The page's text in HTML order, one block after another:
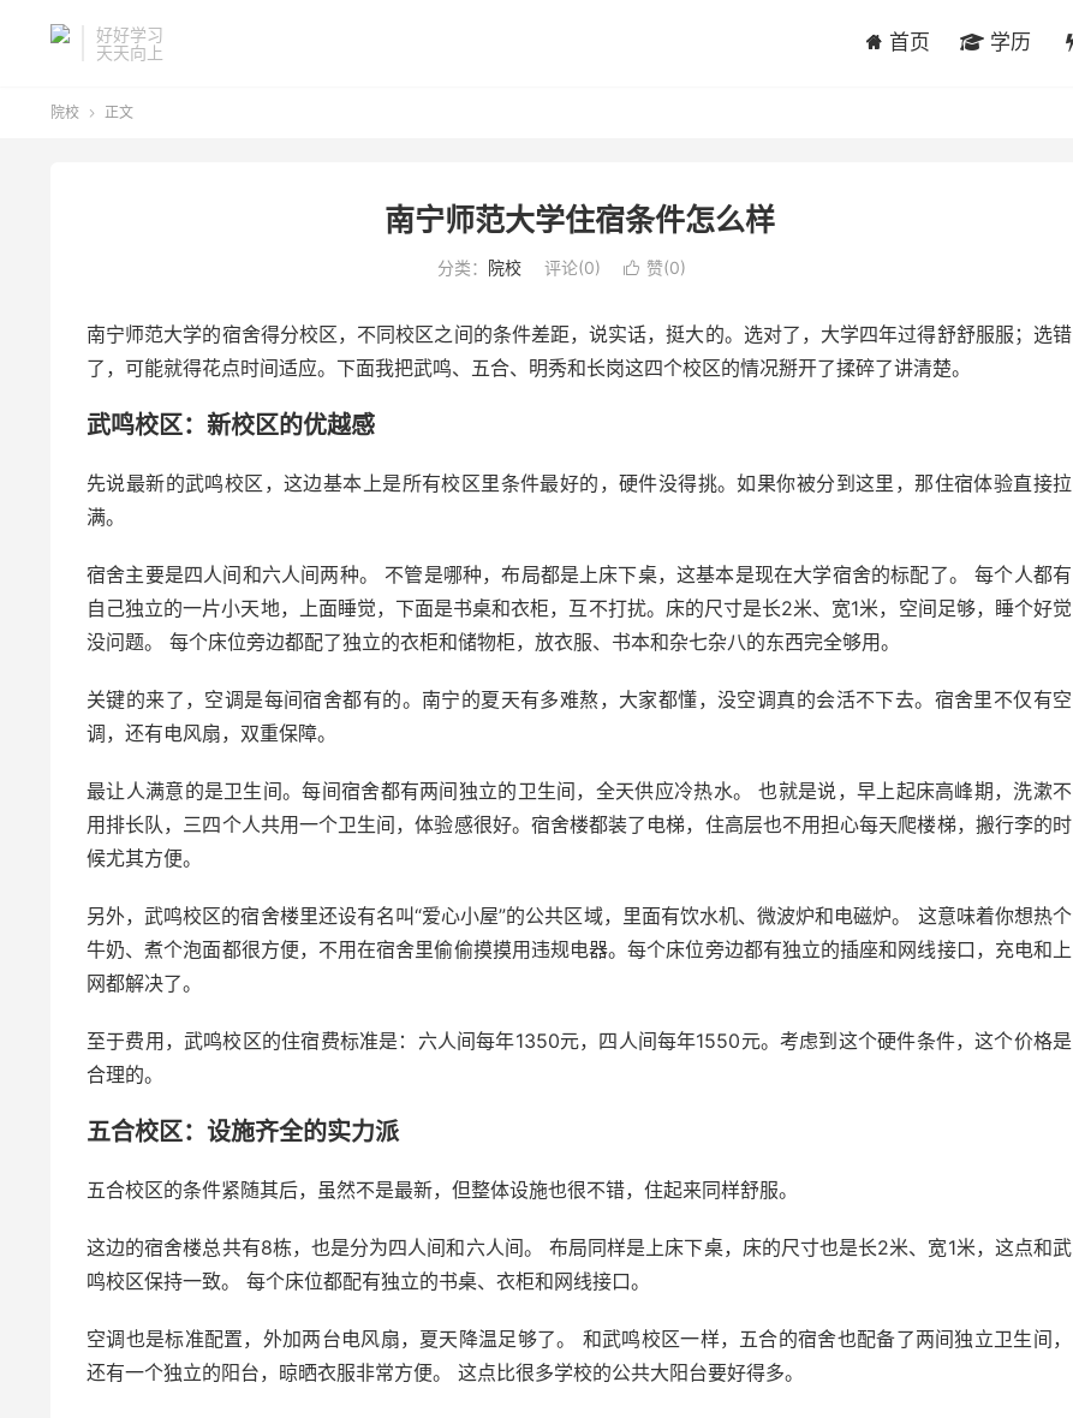
好好学习
天天向上
首页 学历
院校  正文
南宁师范大学住宿条件怎么样
分类： 院校 评论(0)  赞(0)
南宁师范大学的宿舍得分校区，不同校区之间的条件差距，说实话，挺大的。选对了，大学四年过得舒舒服服；选错
了，可能就得花点时间适应。下面我把武鸣、五合、明秀和长岗这四个校区的情况掰开了揉碎了讲清楚。
武鸣校区：新校区的优越感
先说最新的武鸣校区，这边基本上是所有校区里条件最好的，硬件没得挑。如果你被分到这里，那住宿体验直接拉
满。
宿舍主要是四人间和六人间两种。 不管是哪种，布局都是上床下桌，这基本是现在大学宿舍的标配了。 每个人都有
自己独立的一片小天地，上面睡觉，下面是书桌和衣柜，互不打扰。床的尺寸是长2米、宽1米，空间足够，睡个好觉
没问题。 每个床位旁边都配了独立的衣柜和储物柜，放衣服、书本和杂七杂八的东西完全够用。
关键的来了，空调是每间宿舍都有的。南宁的夏天有多难熬，大家都懂，没空调真的会活不下去。宿舍里不仅有空
调，还有电风扇，双重保障。
最让人满意的是卫生间。每间宿舍都有两间独立的卫生间，全天供应冷热水。 也就是说，早上起床高峰期，洗漱不
用排长队，三四个人共用一个卫生间，体验感很好。宿舍楼都装了电梯，住高层也不用担心每天爬楼梯，搬行李的时
候尤其方便。
另外，武鸣校区的宿舍楼里还设有名叫“爱心小屋”的公共区域，里面有饮水机、微波炉和电磁炉。 这意味着你想热个
牛奶、煮个泡面都很方便，不用在宿舍里偷偷摸摸用违规电器。每个床位旁边都有独立的插座和网线接口，充电和上
网都解决了。
至于费用，武鸣校区的住宿费标准是：六人间每年1350元，四人间每年1550元。考虑到这个硬件条件，这个价格是
合理的。
五合校区：设施齐全的实力派
五合校区的条件紧随其后，虽然不是最新，但整体设施也很不错，住起来同样舒服。
这边的宿舍楼总共有8栋，也是分为四人间和六人间。 布局同样是上床下桌，床的尺寸也是长2米、宽1米，这点和武
鸣校区保持一致。 每个床位都配有独立的书桌、衣柜和网线接口。
空调也是标准配置，外加两台电风扇，夏天降温足够了。 和武鸣校区一样，五合的宿舍也配备了两间独立卫生间，
还有一个独立的阳台，晾晒衣服非常方便。 这点比很多学校的公共大阳台要好得多。